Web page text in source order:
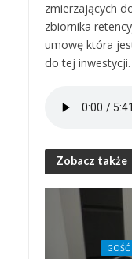
zmierzających
zbiornika
umowę która
do tej
Zobacz także